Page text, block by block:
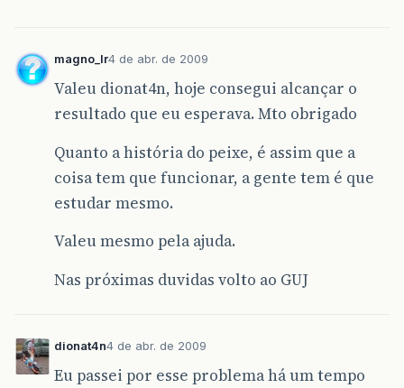
magno_lr4 de abr. de 2009
Valeu dionat4n, hoje consegui alcançar o
resultado que eu esperava. Mto obrigado
Quanto a história do peixe, é assim que a
coisa tem que funcionar, a gente tem é que
estudar mesmo.
Valeu mesmo pela ajuda.
Nas próximas duvidas volto ao GUJ
dionat4n4 de abr. de 2009
Eu passei por esse problema há um tempo